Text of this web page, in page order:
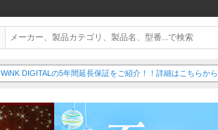
WiNK DIGITALの5年間延長保証をご紹介！！詳細はこちらから